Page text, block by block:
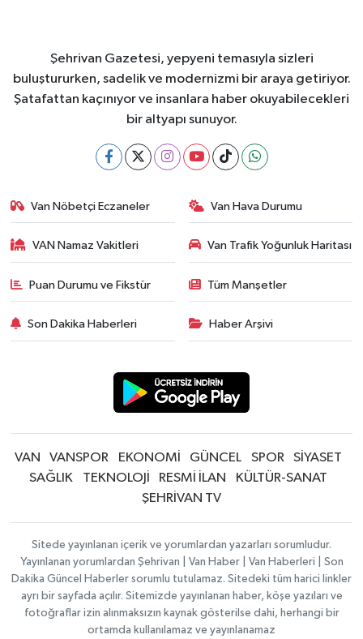
Şehrivan Gazetesi, yepyeni temasıyla sizleri
buluştururken, sadelik ve modernizmi bir araya getiriyor.
Şatafattan kaçınıyor ve insanlara haber okuyabilecekleri
bir altyapı sunuyor.
Van Nöbetçi Eczaneler Van Hava Durumu
VAN Namaz Vakitleri Van Trafik Yoğunluk Haritası
Puan Durumu ve Fikstür Tüm Manşetler
Son Dakika Haberleri Haber Arşivi
VAN VANSPOR EKONOMİ GÜNCEL SPOR
SİYASET
SAĞLIK
TEKNOLOJİ RESMİ İLAN
KÜLTÜR-SANAT
ŞEHRİVAN TV
Sitede yayınlanan içerik ve yorumlardan yazarları sorumludur.
Yayınlanan yorumlardan Şehrivan | Van Haber | Van Haberleri | Son
Dakika Güncel Haberler sorumlu tutulamaz. Sitedeki tüm harici linkler
ayrı bir sayfada açılır. Sitemizde yayınlanan haber, köşe yazıları ve
fotoğraflar izin alınmaksızın kaynak gösterilse dahi, herhangi bir
ortamda kullanılamaz ve yayınlanamaz